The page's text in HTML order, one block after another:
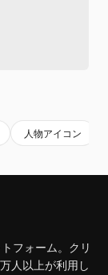
人物アイコン
フォーム。クリ
人以上が利用し